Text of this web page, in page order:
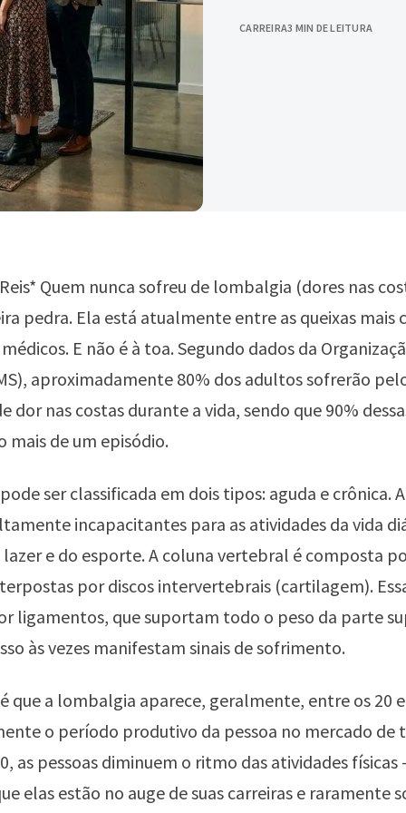
CARREIRA3 MIN DE LEITURA
Quem nunca sofreu de lombalgia (dores nas
pedra. Ela está atualmente entre as queixas mais
E não é à toa. Segundo dados da
aproximadamente 80% dos adultos sofrerão
dor nas costas durante a vida, sendo que 90%
mais de um episódio.
ser classificada em dois tipos: aguda e crônica.
incapacitantes para as atividades da vida
e do esporte. A coluna vertebral é composta
por discos intervertebrais (cartilagem).
ligamentos, que suportam todo o peso da parte
às vezes manifestam sinais de sofrimento.
que a lombalgia aparece, geralmente, entre os 20
o período produtivo da pessoa no mercado de
as pessoas diminuem o ritmo das atividades físicas
elas estão no auge de suas carreiras e raramente